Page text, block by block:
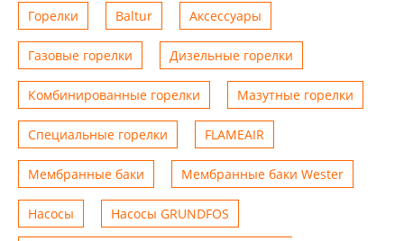
Горелки Baltur Аксессуары
Газовые горелки Дизельные горелки
Комбинированные горелки Мазутные горелки
Специальные горелки FLAMEAIR
Мембранные баки Мембранные баки Wester
Насосы Насосы GRUNDFOS